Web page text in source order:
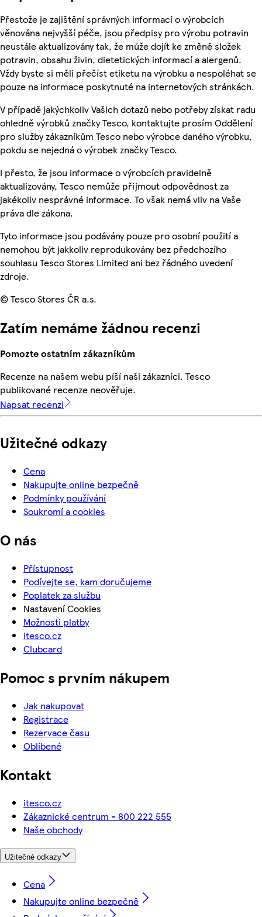
Přestože je zajištění správných informací o výrobcích
věnována nejvyšší péče, jsou předpisy pro výrobu potravin
neustále aktualizovány tak, že může dojít ke změně složek
potravin, obsahu živin, dietetických informací a alergenů.
Vždy byste si měli přečíst etiketu na výrobku a nespoléhat se
pouze na informace poskytnuté na internetových stránkách.
V případě jakýchkoliv Vašich dotazů nebo potřeby získat radu
ohledně výrobků značky Tesco, kontaktujte prosím Oddělení
pro služby zákazníkům Tesco nebo výrobce daného výrobku,
pokdu se nejedná o výrobek značky Tesco.
I přesto, že jsou informace o výrobcích pravidelně
aktualizovány, Tesco nemůže přijmout odpovědnost za
jakékoliv nesprávné informace. To však nemá vliv na Vaše
práva dle zákona.
Tyto informace jsou podávány pouze pro osobní použití a
nemohou být jakkoliv reprodukovány bez předchozího
souhlasu Tesco Stores Limited ani bez řádného uvedení
zdroje.
© Tesco Stores ČR a.s.
Zatím nemáme žádnou recenzi
Pomozte ostatním zákazníkům
Recenze na našem webu píší naši zákazníci. Tesco
publikované recenze neověřuje.
Napsat recenzi
Užitečné odkazy
Cena
Nakupujte online bezpečně
Podmínky používání
Soukromí a cookies
O nás
Přístupnost
Podívejte se, kam doručujeme
Poplatek za službu
Nastavení Cookies
Možnosti platby
itesco.cz
Clubcard
Pomoc s prvním nákupem
Jak nakupovat
Registrace
Rezervace času
Oblíbené
Kontakt
itesco.cz
Zákaznické centrum - 800 222 555
Naše obchody
Užitečné odkazy
Cena
Nakupujte online bezpečně